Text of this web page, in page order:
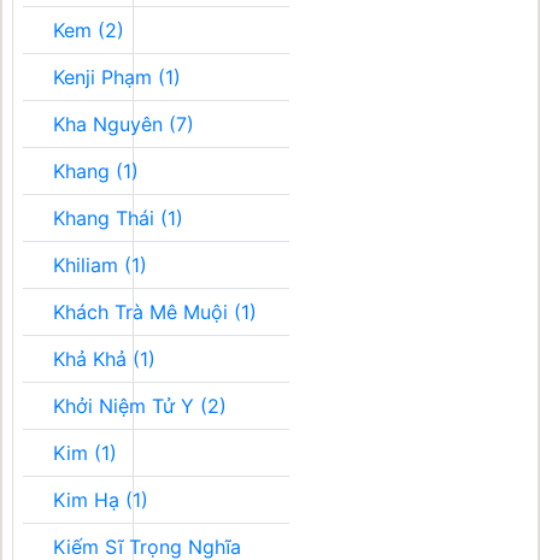
Kem (2)
Kenji Phạm (1)
Kha Nguyên (7)
Khang (1)
Khang Thái (1)
Khiliam (1)
Khách Trà Mê Muội (1)
Khả Khả (1)
Khởi Niệm Tử Y (2)
Kim (1)
Kim Hạ (1)
Kiếm Sĩ Trọng Nghĩa